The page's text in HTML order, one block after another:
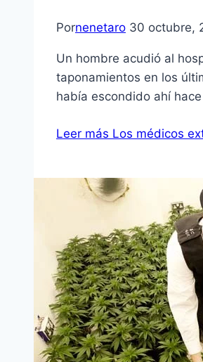
Pornenetaro 30 octubre,
Un hombre acudió al
taponamientos en los
había escondido ahí
Leer más Los médicos